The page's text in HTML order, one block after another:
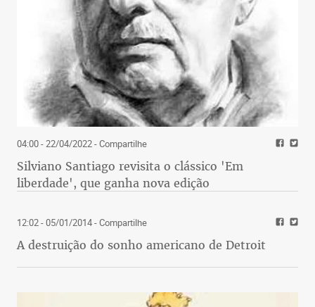
04:00 - 22/04/2022- Compartilhe
Silviano Santiago revisita o clássico 'Em
liberdade', que ganha nova edição
12:02 - 05/01/2014- Compartilhe
A destruição do sonho americano de Detroit